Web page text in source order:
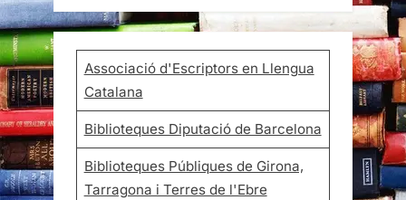
Associació d'Escriptors en Llengua
Catalana
Biblioteques Diputació de Barcelona
Biblioteques Públiques de Girona,
Tarragona i Terres de l'Ebre